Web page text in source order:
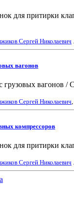
для притирки
Сергей Николаевич
вагонов
грузовых
Сергей Николаевич,
компрессоров
для притирки
Сергей Николаевич